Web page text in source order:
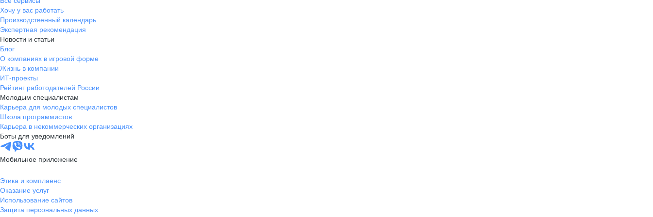
Хочу у вас работать
Производственный календарь
Экспертная рекомендация
Новости и статьи
Блог
О компаниях в игровой форме
Жизнь в компании
ИТ-проекты
Рейтинг работодателей России
Молодым специалистам
Карьера для молодых специалистов
Школа программистов
Карьера в некоммерческих организациях
Боты для уведомлений
Мобильное приложение
Этика и комплаенс
Оказание услуг
Использование сайтов
Защита персональных данных